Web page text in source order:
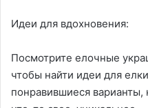
Идеи для вдохновения:
Посмотрите елочные
чтобы найти идеи для
понравившиеся варианты,